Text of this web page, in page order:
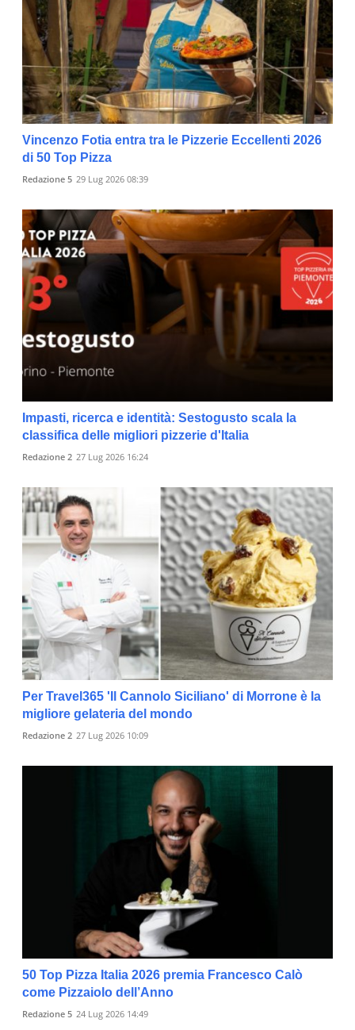
Vincenzo Fotia entra tra le Pizzerie Eccellenti 2026
di 50 Top Pizza
Redazione 5 29 Lug 2026 08:39
Impasti, ricerca e identità: Sestogusto scala la
classifica delle migliori pizzerie d'Italia
Redazione 2 27 Lug 2026 16:24
Per Travel365 'Il Cannolo Siciliano' di Morrone è la
migliore gelateria del mondo
Redazione 2 27 Lug 2026 10:09
50 Top Pizza Italia 2026 premia Francesco Calò
come Pizzaiolo dell’Anno
Redazione 5 24 Lug 2026 14:49